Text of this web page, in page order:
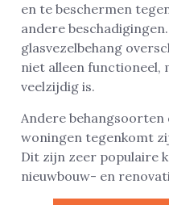
en te beschermen
andere
glasvezelbehang
niet alleen functioneel,
veelzijdig is.
Andere behangsoorten
woningen tegenkomt
Dit zijn zeer populaire
nieuwbouw- en